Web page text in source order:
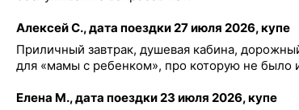
Алексей С., дата поездки 27 июля 2026, купе
Приличный завтрак, душевая кабина,
для «мамы с ребенком», про которую не было
Елена М., дата поездки 23 июля 2026, купе